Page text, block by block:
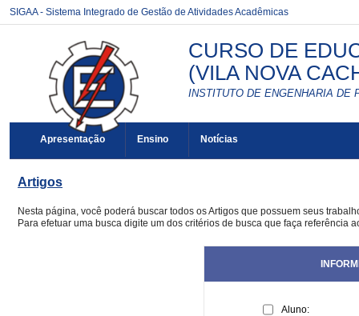
SIGAA - Sistema Integrado de Gestão de Atividades Acadêmicas
CURSO DE
(VILA NOVA
INSTITUTO DE ENGENHARIA DE
Apresentação Ensino Notícias
Artigos
Nesta página, você poderá buscar todos os Artigos que possuem seus
Para efetuar uma busca digite um dos critérios de busca que faça referência
Aluno: